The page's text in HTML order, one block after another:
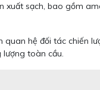
sạch, bao gồm
hệ đối tác chiến
toàn cầu.